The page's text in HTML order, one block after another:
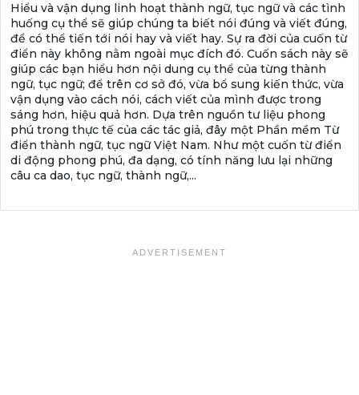
Hiểu và vận dụng linh hoạt thành ngữ, tục ngữ và các tình
huống cụ thể sẽ giúp chúng ta biết nói đúng và viết đúng,
để có thể tiến tới nói hay và viết hay. Sự ra đời của cuốn từ
điển này không nằm ngoài mục đích đó. Cuốn sách này sẽ
giúp các bạn hiểu hơn nội dung cụ thể của từng thành
ngữ, tục ngữ; để trên cơ sở đó, vừa bổ sung kiến thức, vừa
vận dụng vào cách nói, cách viết của mình được trong
sáng hơn, hiệu quả hơn. Dựa trên nguồn tư liệu phong
phú trong thực tế của các tác giả, đây một Phần mềm Từ
điển thành ngữ, tục ngữ Việt Nam. Như một cuốn từ điển
di động phong phú, đa dạng, có tính năng lưu lại những
câu ca dao, tục ngữ, thành ngữ,...